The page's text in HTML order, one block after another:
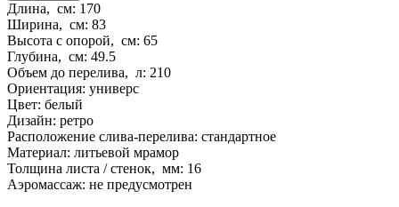
Длина, см: 170
Ширина, см: 83
Высота с опорой, см: 65
Глубина, см: 49.5
Объем до перелива, л: 210
Ориентация: универс
Цвет: белый
Дизайн: ретро
Расположение слива-перелива: стандартное
Материал: литьевой мрамор
Толщина листа / стенок, мм: 16
Аэромассаж: не предусмотрен